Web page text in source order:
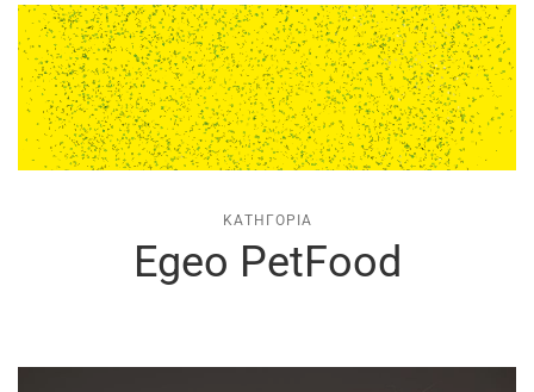
ΚΑΤΗΓΟΡΊΑ
Egeo PetFood